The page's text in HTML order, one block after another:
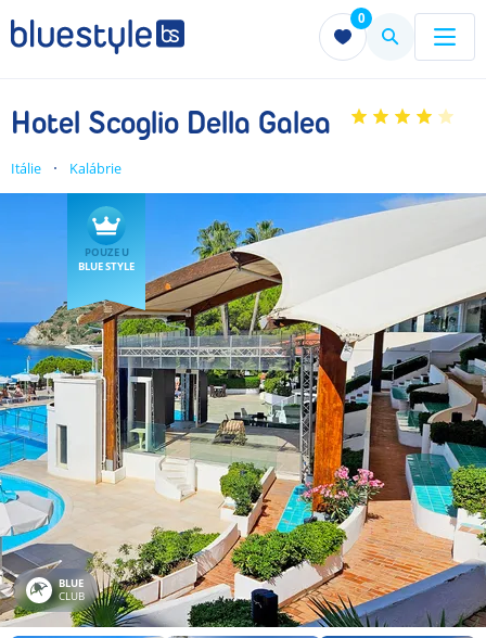
0
Menu Menu
Hotel Scoglio Della Galea
Itálie Kalábrie
POUZE U
BLUE STYLE
BLUE
CLUB